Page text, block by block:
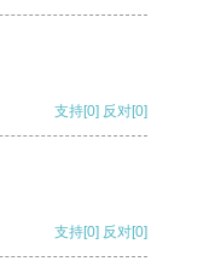
支持[0] 反对[0]
支持[0] 反对[0]